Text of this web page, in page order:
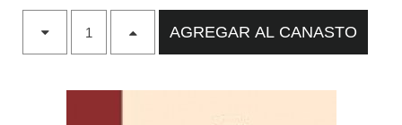
AGREGAR AL CANASTO